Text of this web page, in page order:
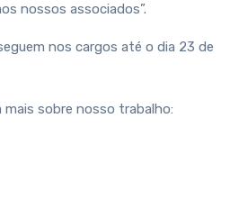
nossos associados”.
nos cargos até o dia 23 de
sobre nosso trabalho: